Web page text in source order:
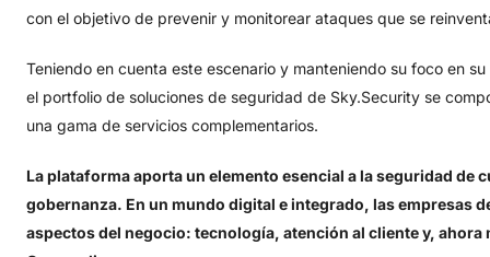
con el objetivo de prevenir y monitorear ataques que se
Teniendo en cuenta este escenario y manteniendo su foco en
el portfolio de soluciones de seguridad de Sky.Security se
una gama de servicios complementarios.
La plataforma aporta un elemento esencial a la seguridad de
gobernanza. En un mundo digital e integrado, las empresas
aspectos del negocio: tecnología, atención al cliente y,